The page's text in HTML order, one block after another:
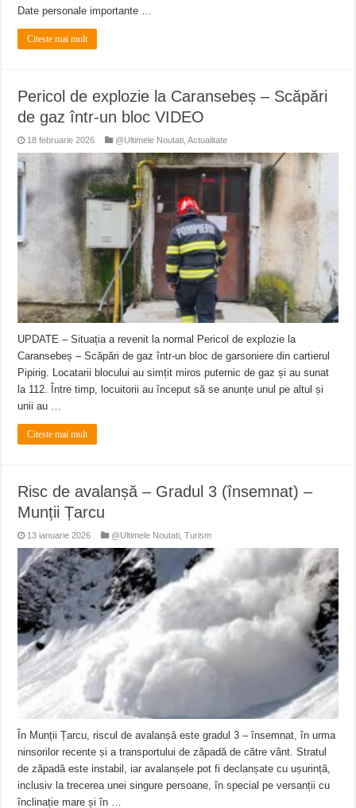
Date personale importante …
Citeste mai mult
Pericol de explozie la Caransebeș – Scăpări
de gaz într-un bloc VIDEO
18 februarie 2026 @Ultimele Noutati ,Actualitate
UPDATE – Situația a revenit la normal Pericol de explozie la
Caransebeș – Scăpări de gaz într-un bloc de garsoniere din cartierul
Pipirig. Locatarii blocului au simțit miros puternic de gaz și au sunat
la 112. Între timp, locuitorii au început să se anunțe unul pe altul și
unii au …
Citeste mai mult
Risc de avalanșă – Gradul 3 (însemnat) –
Munții Țarcu
13 ianuarie 2026 @Ultimele Noutati,Turism
În Munții Țarcu, riscul de avalanșă este gradul 3 – însemnat, în urma
ninsorilor recente și a transportului de zăpadă de către vânt. Stratul
de zăpadă este instabil, iar avalanșele pot fi declanșate cu ușurință,
inclusiv la trecerea unei singure persoane, în special pe versanții cu
înclinație mare și în …